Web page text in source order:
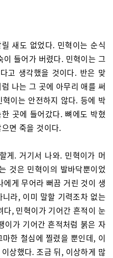
새도 없었다. 민혁이는 순식
들어가 버렸다. 민혁이는 그
고 생각했을 것이다. 반은 맞
나는 그 곳에 아무리 애를 써
이는 안전하지 않다. 등에 박
곳에 들어갔다. 뼈에도 박혔
면 죽을 것이다.
게. 거기서 나와. 민혁이가 머
것은 민혁이의 발바닥뿐이었
게 무어라 뻐끔 거린 것이 생
라, 이미 말할 기력조차 없는
, 민혁이가 기어간 흔적이 눈
이가 기어간 흔적처럼 붉은 자
한 철심에 찔렸을 뿐인데, 이
상했다. 조금 뒤, 이상하게 많